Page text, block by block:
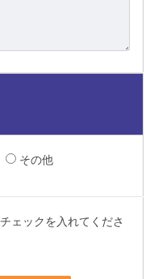
その他
ェックを入れてくださ